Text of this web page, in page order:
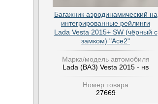
Багажник аэродинамический на
интегрированные рейлинги
Lada Vesta 2015+ SW (чёрный с
замком) "Ace2"
Марка/модель автомобиля
Lada (ВАЗ) Vesta 2015 - нв
Номер товара
27669